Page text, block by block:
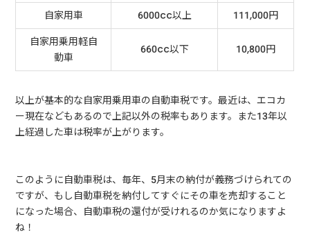
自家用車 6000cc以上
111,000円
自家用乗用軽自
動車
660cc以下 10,800円
以上が基本的な自家用乗用車の自動車税です。最近は、エコカ
ー現在などもあるので上記以外の税率もあります。また13年以
上経過した車は税率が上がります。
このように自動車税は、毎年、5月末の納付が義務づけられての
ですが、もし自動車税を納付してすぐにその車を売却すること
になった場合、自動車税の還付が受けれるのか気になりますよ
ね！